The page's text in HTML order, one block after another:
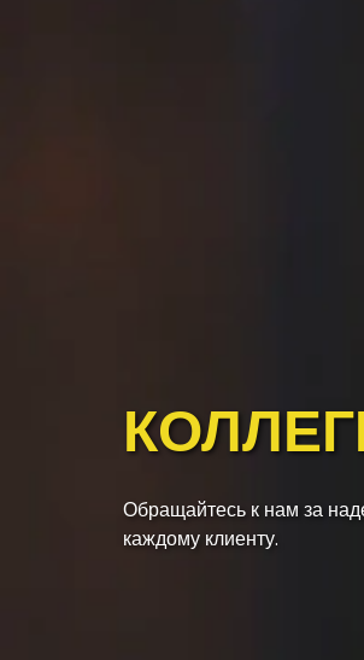
Обращайтесь к нам за
каждому клиенту.